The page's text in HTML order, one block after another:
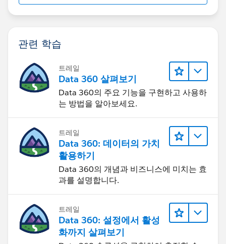
관련 학습
트레일
Data 360 살펴보기
Data 360의 주요 기능을 구현하고 사용하
는 방법을 알아보세요.
트레일
Data 360: 데이터의 가치
활용하기
Data 360의 개념과 비즈니스에 미치는 효
과를 설명합니다.
트레일
Data 360: 설정에서 활성
화까지 살펴보기